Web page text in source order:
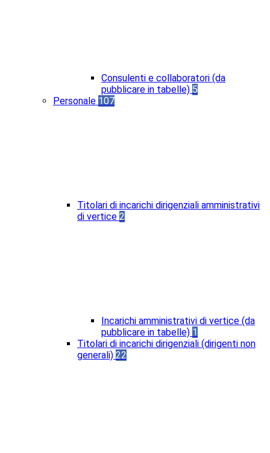
Consulenti e collaboratori (da
pubblicare in tabelle) 5
Personale 107
Titolari di incarichi dirigenziali amministrativi
di vertice 2
Incarichi amministrativi di vertice (da
pubblicare in tabelle) 1
Titolari di incarichi dirigenziali (dirigenti non
generali) 22